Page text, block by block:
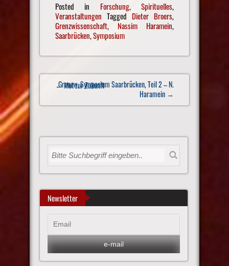
Posted in Forschung,Spirituelles,
Veranstaltungen Tagged Dieter Broers,
Grenzwissenschaft, Nassim Haramein,
Saarbrücken,Symposium
Post
navigation
← Mut zur Zukunft
Grenzw. Symposium Saarbrücken, Teil 2 – N.
Haramein →
Newsletter